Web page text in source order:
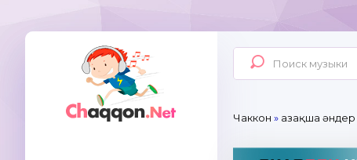
Чаккон » Қазақша әндер